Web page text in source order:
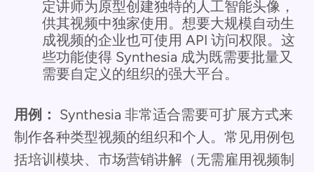
定讲师为原型创建独特的人工智能头像，
供其视频中独家使用。想要大规模自动生
成视频的企业也可使用 API 访问权限。这
些功能使得 Synthesia 成为既需要批量又
需要自定义的组织的强大平台。
用例： Synthesia 非常适合需要可扩展方式来
制作各种类型视频的组织和个人。常见用例包
括培训模块、市场营销讲解（无需雇用视频制